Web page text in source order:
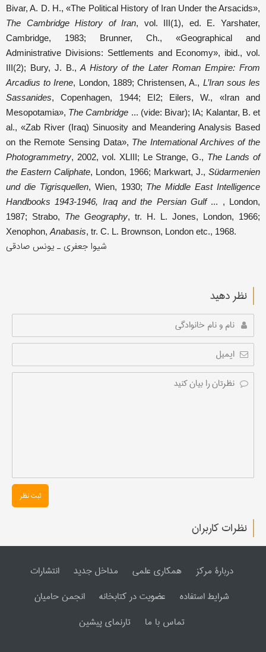
Bivar, A. D. H., «The Political History of Iran Under the Arsacids»,
The Cambridge History of Iran, vol. III(1), ed. E. Yarshater,
Cambridge, 1983; Brunner, Ch., «Geographical and
Administrative Divisions: Settlements and Economy», ibid., vol.
III(2); Bury, J. B., A History of the Later Roman Empire: From
Arcadius to Irene, London, 1889; Christensen, A., L’Iran sous les
Sassanides, Copenhagen, 1944; EI2; Eilers, W., «Iran and
Mesopotamia», The Cambridge ... (vide: Bivar); IA; Kalantar, B. et
al., «Zab River (Iraq) Sinuosity and Meandering Analysis Based
on the Remote Sensing Data», The Intemational Archives of the
Photogrammetry, 2002, vol. XLIII; Le Strange, G., The Lands of
the Eastern Caliphate, London, 1966; Markwart, J., Südarmenien
und die Tigrisquellen, Wien, 1930; The Middle East Intelligence
Handbooks 1943-1946, Iraq and the Persian Gulf... , London,
1987; Strabo, The Geography, tr. H. L. Jones, London, 1966;
Xenophon, Anabasis, tr. C. L. Brownson, London etc., 1968.
شیوا جعفری ـ یونس صادقی
نظر دهید
ثبت نظر
نظرات کاربران
دربارۀ مرکز همکاری علمی مداخل جدید
انتشارات
شرایط استفاده
عضویت در کتابخانه
انجمن حامیان
تماس با ما
تارنمای پیشین